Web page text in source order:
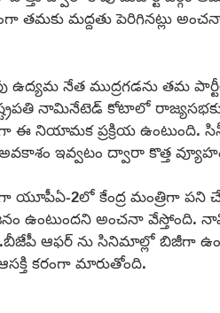
మద్దతు పెరిగినట్లు
నేత ముద్రగడను తమ
నామినేటెడ్ కోటాలో రాజ్యసభకు
నియామక ప్రక్రియ ఉంటుంది. సినీ
ఇవ్వటం ద్వారా కొత్త వ్యూహం
2లో కేంద్ర మంత్రిగా పని
ఉంటుందని అంచనా వేస్తోంది.
ఆఫర్ ను సినిమాల్లో బిజీగా
కరంగా మారుతోంది.